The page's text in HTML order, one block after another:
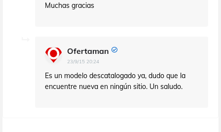
Muchas gracias
Ofertaman
23/9/15 20:24
Es un modelo descatalogado ya, dudo que la
encuentre nueva en ningún sitio. Un saludo.